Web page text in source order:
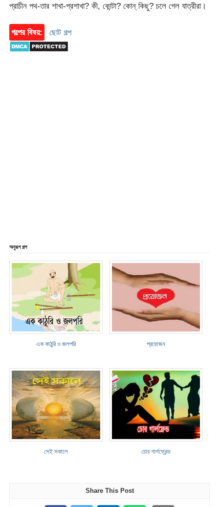
প্রাচীন পথ-তার শাখা-প্রশাখা? কী, কোন্টা? কোন্ কিছু? চলে গেল যাত্রীরা।
গল্পের বিষয়: ছোট গল্প
অনুরূপ গল্প
এক কাঠুরি ও জলপরি প্রয়োজন
সেই সকালে চোর গার্লফ্রেন্ড
Share This Post